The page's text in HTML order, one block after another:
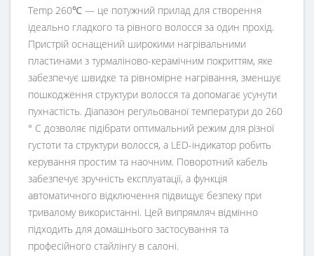
Temp 260℃ — це потужний прилад для створення
ідеально гладкого та рівного волосся за один прохід.
Пристрій оснащений широкими нагрівальними
пластинами з турмаліново-керамічним покриттям, яке
забезпечує швидке та рівномірне нагрівання, зменшує
пошкодження структури волосся та допомагає усунути
пухнастість. Діапазон регульованої температури до 260
° C дозволяє підібрати оптимальний режим для різної
густоти та структури волосся, а LED-індикатор робить
керування простим та наочним. Поворотний кабель
забезпечує зручність експлуатації, а функція
автоматичного відключення підвищує безпеку при
тривалому використанні. Цей випрямляч відмінно
підходить для домашнього застосування та
професійного стайлінгу в салоні.